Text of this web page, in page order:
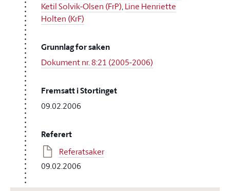
Ketil Solvik-Olsen (FrP),Line Henriette
Holten (KrF)
Grunnlag for saken
Dokument nr. 8:21 (2005-2006)
Fremsatt i Stortinget
09.02.2006
Referert
Referatsaker
09.02.2006